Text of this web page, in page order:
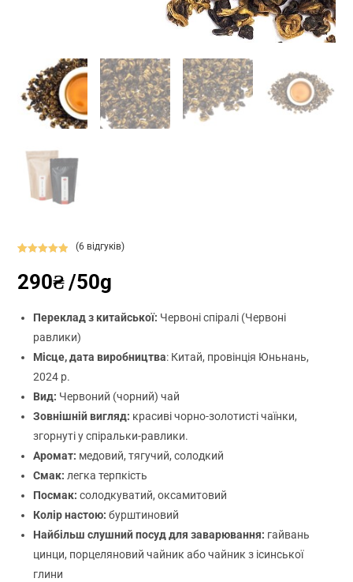
5.00з 5 на
основі
покупців
(6 відгуків)
290₴/50g
Переклад з китайської: Червоні спіралі (Червоні
равлики)
Місце, дата виробництва: Китай, провінція Юньнань,
2024 р.
Вид: Червоний (чорний) чай
Зовнішній вигляд: красиві чорно-золотисті чаїнки,
згорнуті у спіральки-равлики.
Аромат: медовий, тягучий, солодкий
Смак:легка терпкість
Посмак:солодкуватий, оксамитовий
Колір настою: бурштиновий
Найбільш слушний посуд для заварювання: гайвань
цинци, порцеляновий чайник або чайник з ісинської
глини